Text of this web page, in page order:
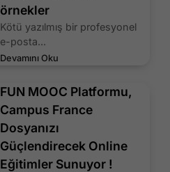
örnekler
Kötü yazılmış bir profesyonel
e-posta...
Devamını Oku
FUN MOOC Platformu,
Campus France
Dosyanızı
Güçlendirecek Online
Eğitimler Sunuyor !